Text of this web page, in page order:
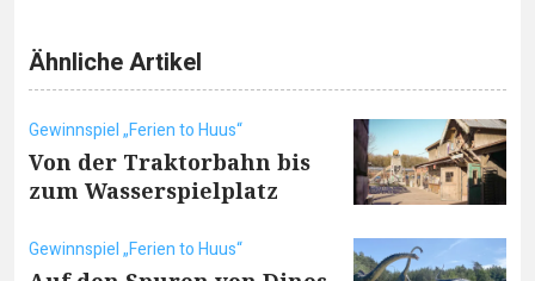
Ähnliche Artikel
Gewinnspiel „Ferien to Huus“
Von der Traktorbahn bis
zum Wasserspielplatz
Gewinnspiel „Ferien to Huus“